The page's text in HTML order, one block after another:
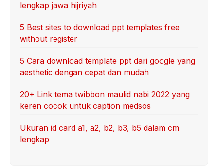
lengkap jawa hijriyah
5 Best sites to download ppt templates free
without register
5 Cara download template ppt dari google yang
aesthetic dengan cepat dan mudah
20+ Link tema twibbon maulid nabi 2022 yang
keren cocok untuk caption medsos
Ukuran id card a1, a2, b2, b3, b5 dalam cm
lengkap